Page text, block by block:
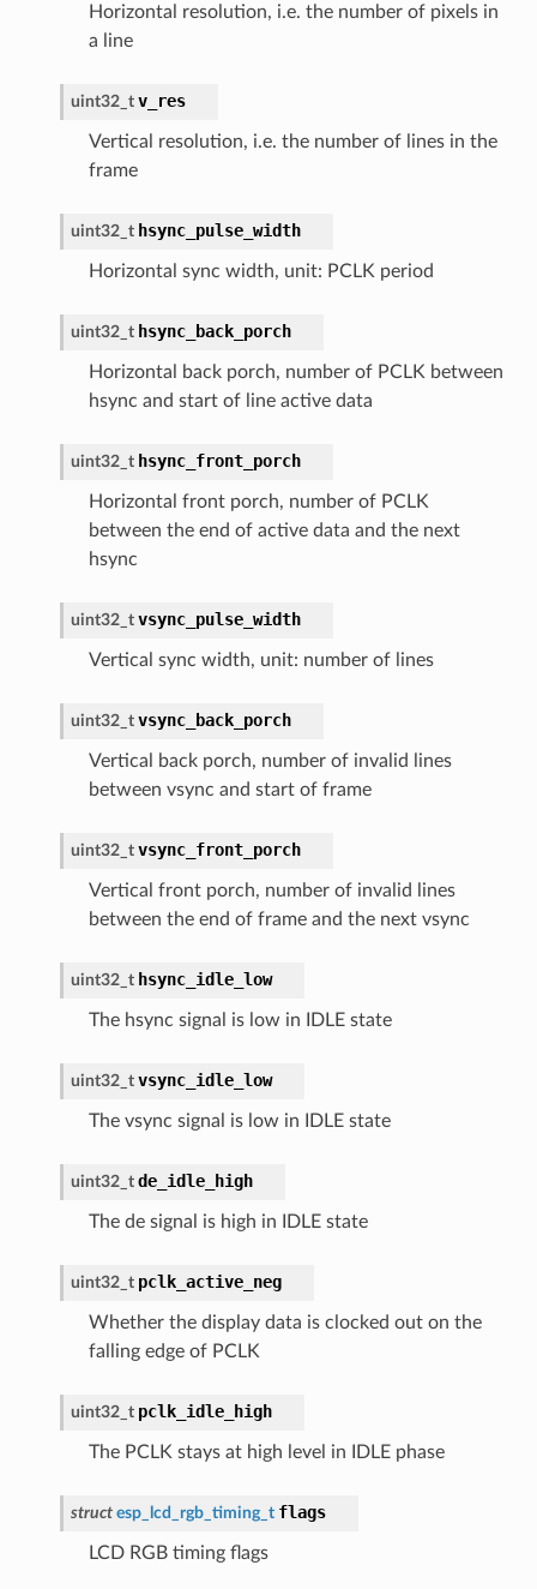
Horizontal resolution, i.e. the number of pixels in
a line
uint32_t v_res
Vertical resolution, i.e. the number of lines in the
frame
uint32_t hsync_pulse_width
Horizontal sync width, unit: PCLK period
uint32_t hsync_back_porch
Horizontal back porch, number of PCLK between
hsync and start of line active data
uint32_t hsync_front_porch
Horizontal front porch, number of PCLK
between the end of active data and the next
hsync
uint32_t vsync_pulse_width
Vertical sync width, unit: number of lines
uint32_t vsync_back_porch
Vertical back porch, number of invalid lines
between vsync and start of frame
uint32_t vsync_front_porch
Vertical front porch, number of invalid lines
between the end of frame and the next vsync
uint32_t hsync_idle_low
The hsync signal is low in IDLE state
uint32_t vsync_idle_low
The vsync signal is low in IDLE state
uint32_t de_idle_high
The de signal is high in IDLE state
uint32_t pclk_active_neg
Whether the display data is clocked out on the
falling edge of PCLK
uint32_t pclk_idle_high
The PCLK stays at high level in IDLE phase
struct esp_lcd_rgb_timing_t flags
LCD RGB timing flags